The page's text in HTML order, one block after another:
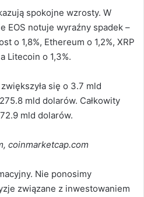
spokojne wzrosty. W
EOS notuje wyraźny spadek –
o 1,8%, Ethereum o 1,2%, XRP
Litecoin o 1,3%.
się o 3.7 mld
mld dolarów. Całkowity
mld dolarów.
coinmarketcap.com
Nie ponosimy
związane z inwestowaniem